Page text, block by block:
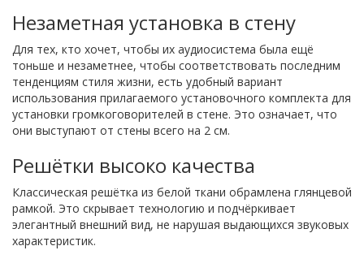
Незаметная установка в стену
Для тех, кто хочет, чтобы их аудиосистема была ещё
тоньше и незаметнее, чтобы соответствовать последним
тенденциям стиля жизни, есть удобный вариант
использования прилагаемого установочного комплекта для
установки громкоговорителей в стене. Это означает, что
они выступают от стены всего на 2 см.
Решётки высоко качества
Классическая решётка из белой ткани обрамлена глянцевой
рамкой. Это скрывает технологию и подчёркивает
элегантный внешний вид, не нарушая выдающихся звуковых
характеристик.